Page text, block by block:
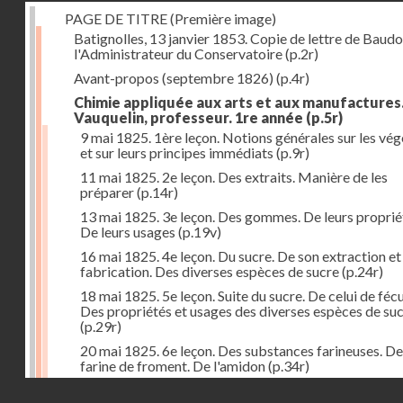
PAGE DE TITRE (Première image)
Batignolles, 13 janvier 1853. Copie de lettre de
l'Administrateur du Conservatoire(p.2r)
Avant-propos (septembre 1826) (p.4r)
Chimie appliquée aux arts et aux
Vauquelin, professeur. 1re année (p.5r)
9 mai 1825. 1ère leçon. Notions générales sur les
et sur leurs principes immédiats (p.9r)
11 mai 1825. 2e leçon. Des extraits. Manière de les
préparer(p.14r)
13 mai 1825. 3e leçon. Des gommes. De leurs
De leurs usages (p.19v)
16 mai 1825. 4e leçon. Du sucre. De son extraction et
fabrication. Des diverses espèces de sucre(p.24r)
18 mai 1825. 5e leçon. Suite du sucre. De celui de
Des propriétés et usages des diverses espèces de
(p.29r)
20 mai 1825. 6e leçon. Des substances farineuses.
farine de froment. De l'amidon(p.34r)